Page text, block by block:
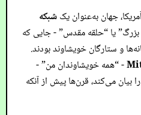
جهان به‌عنوان یکشبکه
یا “حلقه مقدس” - جایی که
و ستارگان خویشاوند بودند.
- “همه خویشاوندان من” -
را بیان می‌کند، قرن‌ها پیش از آنکه